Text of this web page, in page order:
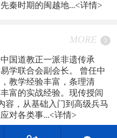
秦时期的闽越地...<详情>
MORE
国道教正一派非遗传承
学联合会副会长。 曾任中
教学经验丰富，条理清
富的实战经验。现传授闾
容，从基础入门到高级兵马
对各类事...<详情>